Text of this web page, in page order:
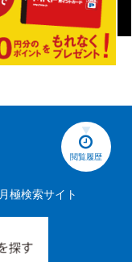
閲覧履歴
月極検索サイト